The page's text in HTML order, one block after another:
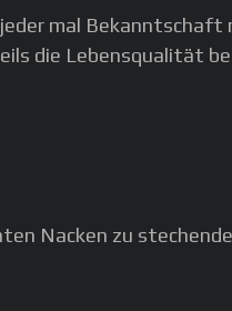
mal Bekanntschaft
die Lebensqualität
Nacken zu